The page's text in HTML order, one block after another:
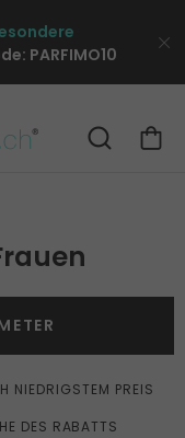
PARFIMO10
NIEDRIGSTEM PREIS
DES RABATTS